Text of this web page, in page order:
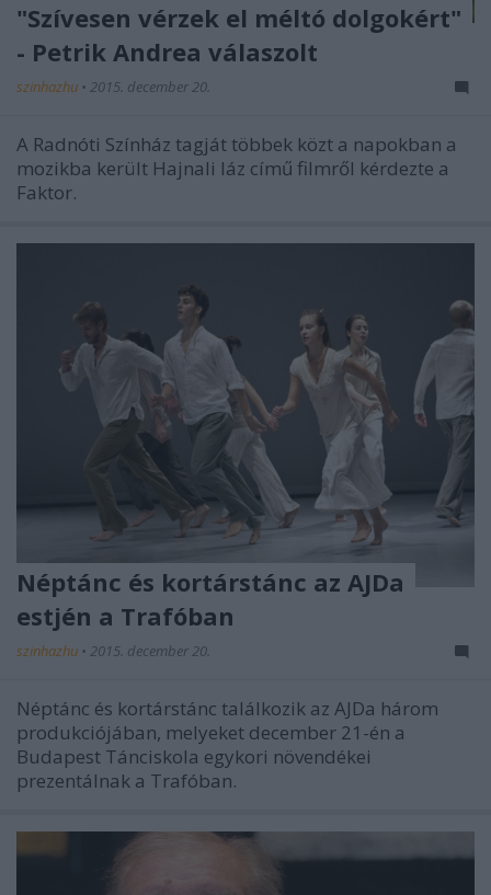
"Szívesen vérzek el méltó dolgokért"
- Petrik Andrea válaszolt
szinhazhu • 2015. december 20.
A Radnóti Színház tagját többek közt a napokban a
mozikba került Hajnali láz című filmről kérdezte a
Faktor.
Néptánc és kortárstánc az AJDa
estjén a Trafóban
szinhazhu • 2015. december 20.
Néptánc és kortárstánc találkozik az AJDa három
produkciójában, melyeket december 21-én a
Budapest Tánciskola egykori növendékei
prezentálnak a Trafóban.